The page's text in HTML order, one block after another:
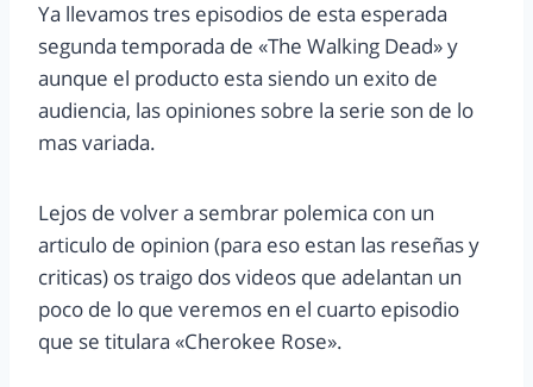
Ya llevamos tres episodios de esta esperada
segunda temporada de «The Walking Dead» y
aunque el producto esta siendo un exito de
audiencia, las opiniones sobre la serie son de lo
mas variada.
Lejos de volver a sembrar polemica con un
articulo de opinion (para eso estan las reseñas y
criticas) os traigo dos videos que adelantan un
poco de lo que veremos en el cuarto episodio
que se titulara «Cherokee Rose».